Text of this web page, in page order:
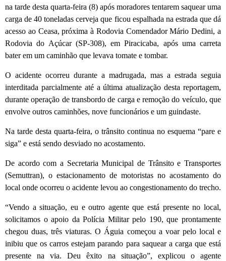
na tarde desta quarta-feira (8) após moradores tentarem saquear uma
carga de 40 toneladas cerveja que ficou espalhada na estrada que dá
acesso ao Ceasa, próxima à Rodovia Comendador Mário Dedini, a
Rodovia do Açúcar (SP-308), em Piracicaba, após uma carreta
bater em um caminhão que levava tomate e tombar.
O acidente ocorreu durante a madrugada, mas a estrada seguia
interditada parcialmente até a última atualização desta reportagem,
durante operação de transbordo de carga e remoção do veículo, que
envolve outros caminhões, nove funcionários e um guindaste.
Na tarde desta quarta-feira, o trânsito continua no esquema “pare e
siga” e está sendo desviado no acostamento.
De acordo com a Secretaria Municipal de Trânsito e Transportes
(Semuttran), o estacionamento de motoristas no acostamento do
local onde ocorreu o acidente levou ao congestionamento do trecho.
“Vendo a situação, eu e outro agente que está presente no local,
solicitamos o apoio da Polícia Militar pelo 190, que prontamente
chegou duas, três viaturas. O Águia começou a voar pelo local e
inibiu que os carros estejam parando para saquear a carga que está
presente na via. Deu êxito na situação”, explicou o agente